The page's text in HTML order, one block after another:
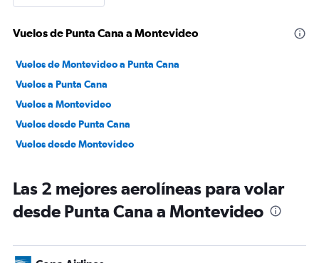
Vuelos de Punta Cana a Montevideo
Vuelos de Montevideo a Punta Cana
Vuelos a Punta Cana
Vuelos a Montevideo
Vuelos desde Punta Cana
Vuelos desde Montevideo
Las 2 mejores aerolíneas para volar
desde Punta Cana a Montevideo